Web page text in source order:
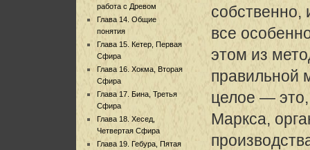
работа с Древом
Глава 14. Общие
понятия
Глава 15. Кетер, Первая
Сфира
Глава 16. Хокма, Вторая
Сфира
Глава 17. Бина, Третья
Сфира
Глава 18. Хесед,
Четвертая Сфира
Глава 19. Гебура, Пятая
собственно,
все
этом из
правильной
целое —
Маркса,